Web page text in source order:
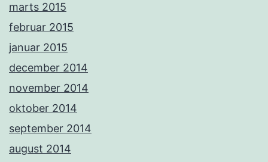
marts 2015
februar 2015
januar 2015
december 2014
november 2014
oktober 2014
september 2014
august 2014